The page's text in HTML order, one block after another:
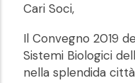
Cari Soci,
Il Convegno 2019
Sistemi Biologici
nella splendida